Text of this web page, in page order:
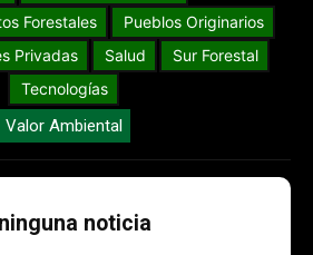
Forestales
Pueblos Originarios
Privadas
Salud
Sur Forestal
Tecnologías
Valor Ambiental
noticia